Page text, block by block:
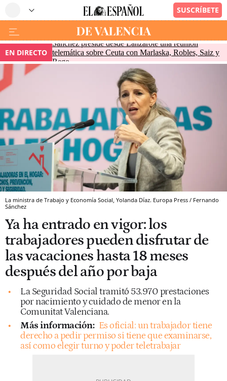
EN DIRECTO
Sánchez preside desde Lanzarote una reunión
telemática sobre Ceuta con Marlaska, Robles, Saiz y
Rego
La ministra de Trabajo y Economía Social, Yolanda Díaz. Europa Press / Fernando
Sánchez
Ya ha entrado en vigor: los
trabajadores pueden disfrutar de
las vacaciones hasta 18 meses
después del año por baja
La Seguridad Social tramitó 53.970 prestaciones
por nacimiento y cuidado de menor en la
Comunitat Valenciana.
Más información: Es oficial: un trabajador tiene
derecho a pedir permiso si tiene que examinarse,
así como elegir turno y poder teletrabajar